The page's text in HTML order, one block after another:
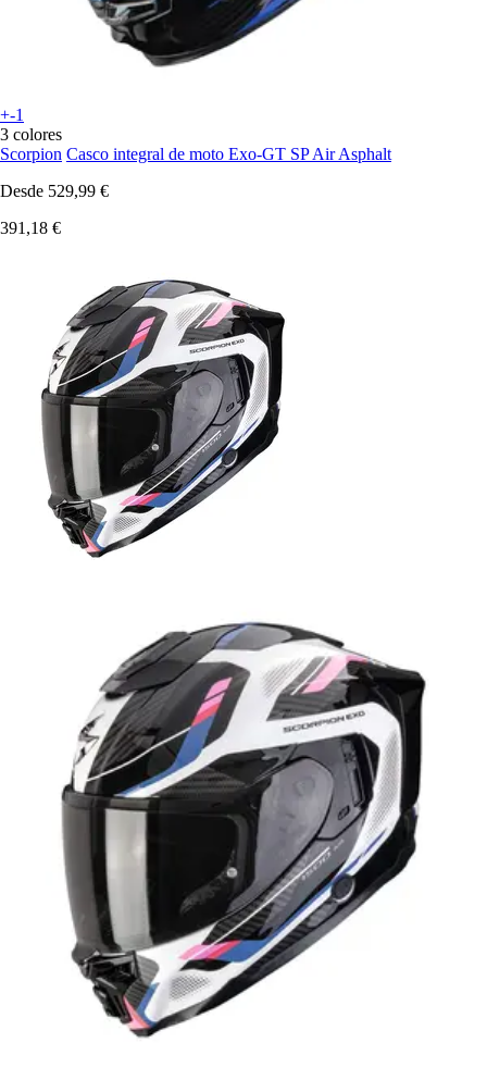
+-1
3 colores
Scorpion Casco integral de moto Exo-GT SP Air Asphalt
Desde 529,99 €
391,18 €